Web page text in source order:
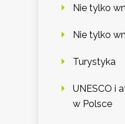
Nie tylko
Nie tylko
Turystyka
UNESCO i
w Polsce